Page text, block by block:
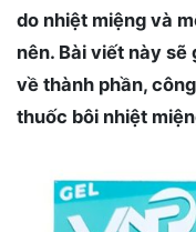
do nhiệt miệng và
nên. Bài viết này
về thành phần,
thuốc bôi nhiệt